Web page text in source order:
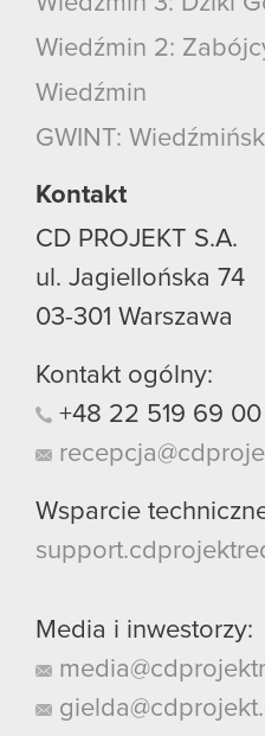
Wiedźmin 2:
Wiedźmin
GWINT:
Kontakt
CD PROJEKT S.A.
ul. Jagiellońska 74
03-301 Warszawa
Kontakt ogólny:
+48 22 519 69 00
Wsparcie
Media i inwestorzy: